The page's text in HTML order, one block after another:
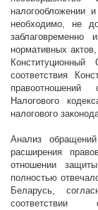
налогообложении
необходимо, не
заблаговременно
нормативных
соответствия
Налогового
налогового
Анализ
расширения
отношении
полностью
Беларусь,
соответствии